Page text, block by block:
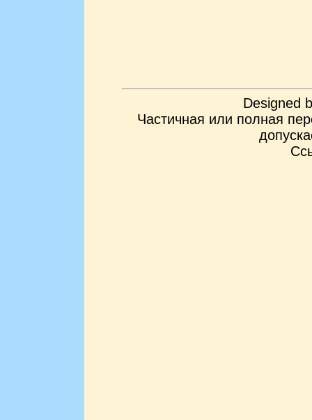
Designed
Частичная или полная